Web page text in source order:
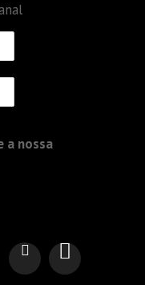
a nossa